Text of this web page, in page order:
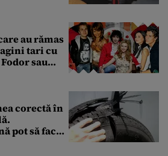
au rămas
tari cu
sau
corectă în
pot să facă